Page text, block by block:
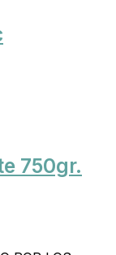
750gr.